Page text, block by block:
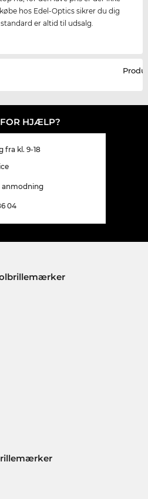
hos Edel-Optics sikrer du dig
er altid til udsalg.
HJÆLP?
fra kl. 9-18
anmodning
04